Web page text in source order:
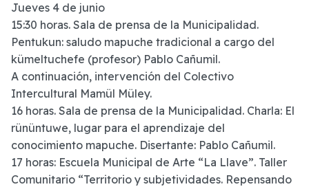
Jueves 4 de junio
15:30 horas. Sala de prensa de la Municipalidad.
Pentukun: saludo mapuche tradicional a cargo del
kümeltuchefe (profesor) Pablo Cañumil.
A continuación, intervención del Colectivo
Intercultural Mamül Müley.
16 horas. Sala de prensa de la Municipalidad. Charla: El
rününtuwe, lugar para el aprendizaje del
conocimiento mapuche. Disertante: Pablo Cañumil.
17 horas: Escuela Municipal de Arte “La Llave”. Taller
Comunitario “Territorio y subjetividades. Repensando